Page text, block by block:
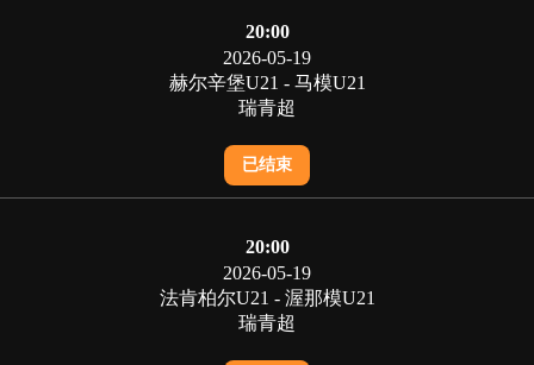
20:00
2026-05-19
赫尔辛堡U21 - 马模U21
瑞青超
已结束
20:00
2026-05-19
法肯柏尔U21 - 渥那模U21
瑞青超